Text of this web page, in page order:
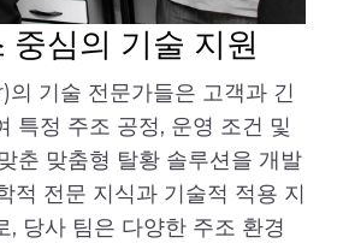
중심의 기술 지원
기술 전문가들은 고객과 긴
특정 주조 공정, 운영 조건 및
춘 맞춤형 탈황 솔루션을 개발
적 전문 지식과 기술적 적용 지
, 당사 팀은 다양한 주조 환경